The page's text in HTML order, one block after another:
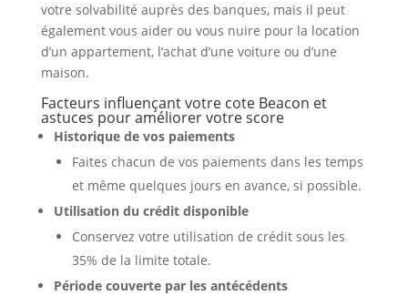
votre solvabilité auprès des banques, mais il peut
également vous aider ou vous nuire pour la location
d’un appartement, l’achat d’une voiture ou d’une
maison.
Facteurs influençant votre cote Beacon et
astuces pour améliorer votre score
Historique de vos paiements
Faites chacun de vos paiements dans les temps
et même quelques jours en avance, si possible.
Utilisation du crédit disponible
Conservez votre utilisation de crédit sous les
35% de la limite totale.
Période couverte par les antécédents